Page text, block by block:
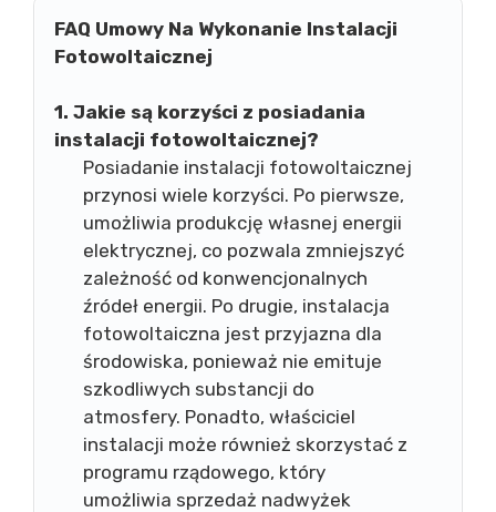
FAQ Umowy Na Wykonanie Instalacji
Fotowoltaicznej
1. Jakie są korzyści z posiadania
instalacji fotowoltaicznej?
Posiadanie instalacji fotowoltaicznej
przynosi wiele korzyści. Po pierwsze,
umożliwia produkcję własnej energii
elektrycznej, co pozwala zmniejszyć
zależność od konwencjonalnych
źródeł energii. Po drugie, instalacja
fotowoltaiczna jest przyjazna dla
środowiska, ponieważ nie emituje
szkodliwych substancji do
atmosfery. Ponadto, właściciel
instalacji może również skorzystać z
programu rządowego, który
umożliwia sprzedaż nadwyżek